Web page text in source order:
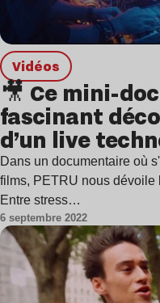
Vidéos
🎥 Ce mini-
fascinant
d’un live
Dans un documentaire où
films, PETRU nous dévoile
Entre stress…
6 septembre 2022